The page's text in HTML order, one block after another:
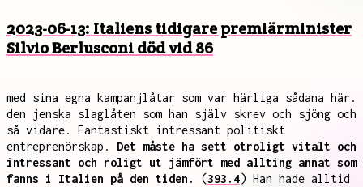
2023-06-13: Italiens tidigare premiärminister
Silvio Berlusconi död vid 86
med sina egna kampanjlåtar som var härliga sådana här.
den jenska slaglåten som han själv skrev och sjöng och
så vidare. Fantastiskt intressant politiskt
entreprenörskap. Det måste ha sett otroligt vitalt och
intressant och roligt ut jämfört med allting annat som
fanns i Italien på den tiden.
(393.4) Han hade alltid